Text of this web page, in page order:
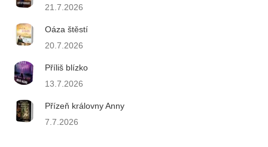
21.7.2026
Oáza štěstí
20.7.2026
Příliš blízko
13.7.2026
Přízeň královny Anny
7.7.2026